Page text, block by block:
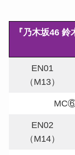
『乃木坂46
EN01
（M13）
EN02
（M14）